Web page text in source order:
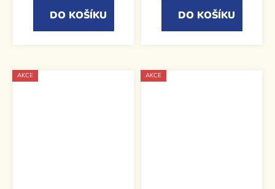
DO KOŠÍKU DO KOŠÍKU
AKCE AKCE